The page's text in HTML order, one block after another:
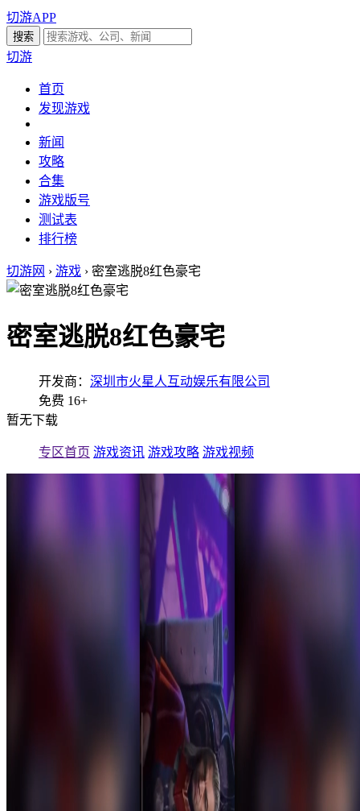
切游APP
切游
首页
发现游戏
新闻
攻略
合集
游戏版号
测试表
排行榜
切游网 › 游戏 › 密室逃脱8红色豪宅
密室逃脱8红色豪宅
开发商： 深圳市火星人互动娱乐有限公司
免费 16+
暂无下载
专区首页 游戏资讯 游戏攻略 游戏视频